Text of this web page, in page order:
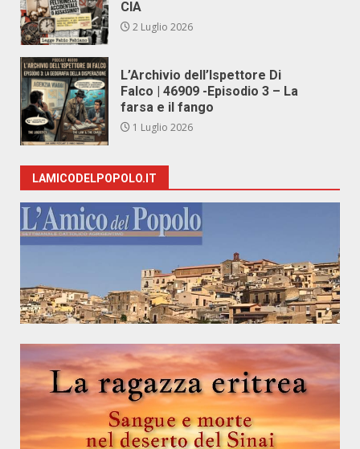
CIA
2 Luglio 2026
L’Archivio dell’Ispettore Di
Falco | 46909 -Episodio 3 – La
farsa e il fango
1 Luglio 2026
LAMICODELPOPOLO.IT